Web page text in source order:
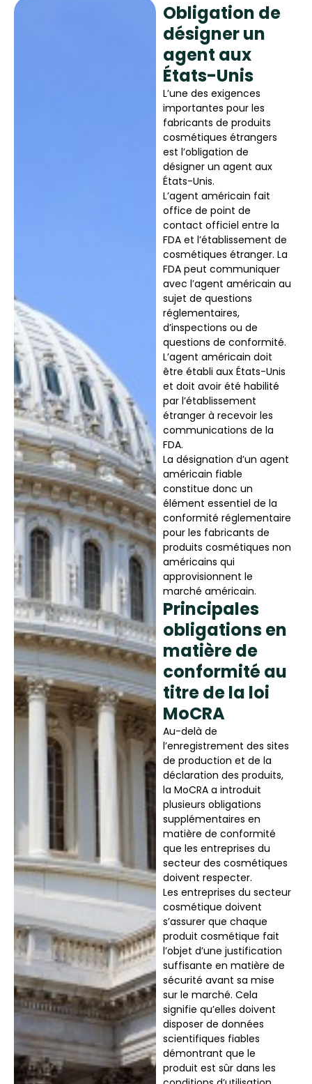
Obligation de
désigner un
agent aux
États-Unis
L’une des exigences
importantes pour les
fabricants de produits
cosmétiques étrangers
est l’obligation de
désigner un agent aux
États-Unis.
L’agent américain fait
office de point de
contact officiel entre la
FDA et l’établissement de
cosmétiques étranger. La
FDA peut communiquer
avec l’agent américain au
sujet de questions
réglementaires,
d’inspections ou de
questions de conformité.
L’agent américain doit
être établi aux États-Unis
et doit avoir été habilité
par l’établissement
étranger à recevoir les
communications de la
FDA.
La désignation d’un agent
américain fiable
constitue donc un
élément essentiel de la
conformité réglementaire
pour les fabricants de
produits cosmétiques non
américains qui
approvisionnent le
marché américain.
Principales
obligations en
matière de
conformité au
titre de la loi
MoCRA
Au-delà de
l’enregistrement des sites
de production et de la
déclaration des produits,
la MoCRA a introduit
plusieurs obligations
supplémentaires en
matière de conformité
que les entreprises du
secteur des cosmétiques
doivent respecter.
Les entreprises du secteur
cosmétique doivent
s’assurer que chaque
produit cosmétique fait
l’objet d’une justification
suffisante en matière de
sécurité avant sa mise
sur le marché. Cela
signifie qu’elles doivent
disposer de données
scientifiques fiables
démontrant que le
produit est sûr dans les